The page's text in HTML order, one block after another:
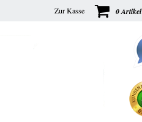
0 Artikel
Zur Kasse